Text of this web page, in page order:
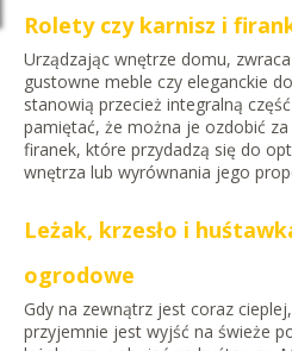
Rolety czy karnisz i
Urządzając wnętrze domu,
gustowne meble czy eleganckie
stanowią przecież integralną
pamiętać, że można je ozdobić
firanek, które przydadzą się do
wnętrza lub wyrównania jego
Leżak, krzesło i
ogrodowe
Gdy na zewnątrz jest coraz
przyjemnie jest wyjść na świeże